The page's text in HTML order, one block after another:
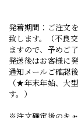
発着期間：ご注文
致します。（不良
ますので、予めご
発送後はお客様に
通知メールご確認
（★年末年始、大
す。）